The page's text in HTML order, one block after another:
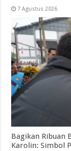
7 Agustus 2026
Bagikan Ribuan
Karolin: Simbol